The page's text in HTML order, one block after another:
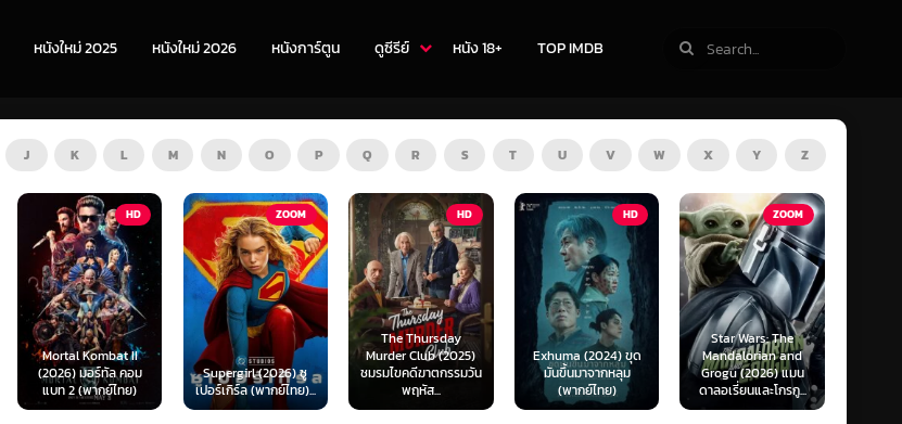
หนังใหม่ 2025 หนังใหม่ 2026 หนังการ์ตูน ดูซีรีย์ หนัง 18+ TOP IMDB
J K L M N O P Q R S T U V W X Y Z
ZOOM
Supergirl (2026) ซู
เปอร์เกิร์ล (พากย์ไทย)...
HD
The Thursday
Murder Club (2025)
ชมรมไขคดีฆาตกรรมวัน
พฤหัส...
HD
Exhuma (2024) ขุด
มันขึ้นมาจากหลุม
(พากย์ไทย)
ZOOM
Star Wars: The
Mandalorian and
Grogu (2026) แมน
ดาลอเรี่ยนและโกรกู...
TV
The Last of Us
Season 1-2 (2025)
เดอะ ลาสต์ ออฟ อัส